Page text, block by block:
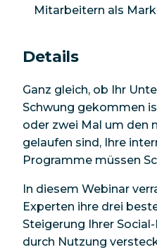
Mitarbeitern als
Details
Ganz gleich, ob Ihr
Schwung gekommen
oder zwei Mal um den
gelaufen sind, Ihre
Programme müssen
In diesem Webinar
Experten ihre drei
Steigerung Ihrer
durch Nutzung